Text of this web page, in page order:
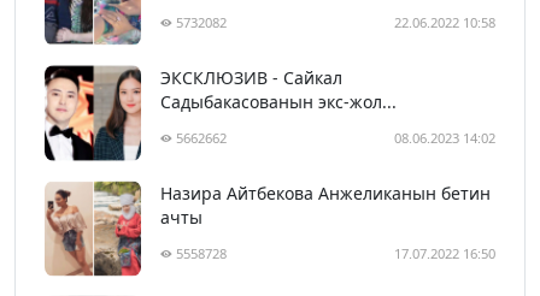
5732082 22.06.2022 10:58
ЭКСКЛЮЗИВ - Сайкал
Садыбакасованын экс-жол...
5662662 08.06.2023 14:02
Назира Айтбекова Анжеликанын бетин
ачты
5558728 17.07.2022 16:50